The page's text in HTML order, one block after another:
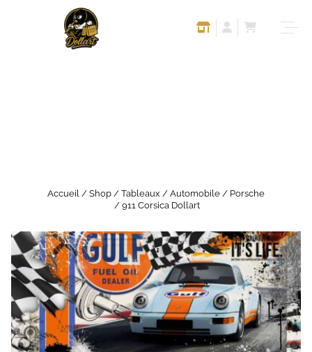
Accueil / Shop / Tableaux / Automobile / Porsche
/ 911 Corsica Dollart